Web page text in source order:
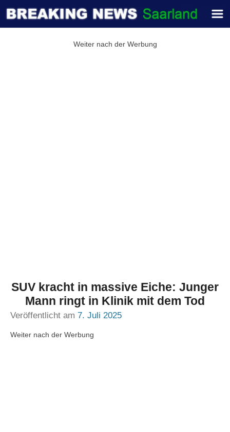
Weiter nach der Werbung
SUV kracht in massive Eiche: Junger
Mann ringt in Klinik mit dem Tod
Veröffentlicht am 7. Juli 2025
Weiter nach der Werbung